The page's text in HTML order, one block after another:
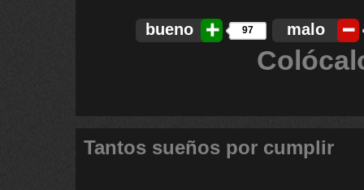
bueno 97 malo
Tantos sueños por cumplir